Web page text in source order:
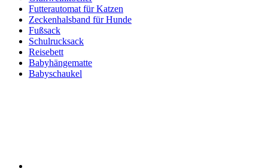
Futterautomat für Katzen
Zeckenhalsband für Hunde
Fußsack
Schulrucksack
Reisebett
Babyhängematte
Babyschaukel